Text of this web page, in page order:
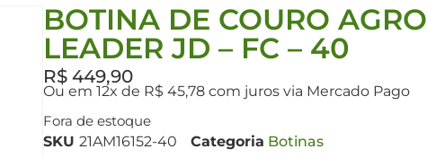
BOTINA DE COURO AGRO
LEADER JD – FC – 40
R$ 449,90
Ou em 12x de R$ 45,78 com juros via Mercado Pago
Fora de estoque
SKU 21AM16152-40 Categoria Botinas